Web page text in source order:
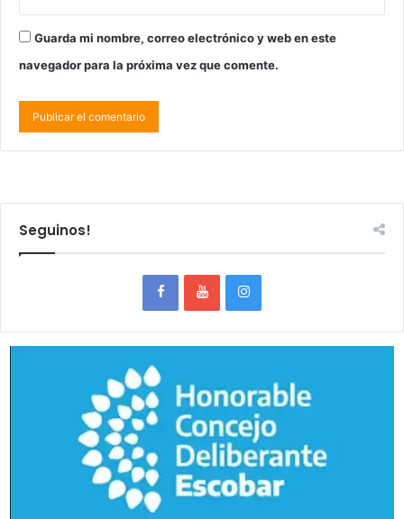
Guarda mi nombre, correo electrónico y web en este
navegador para la próxima vez que comente.
Seguinos!